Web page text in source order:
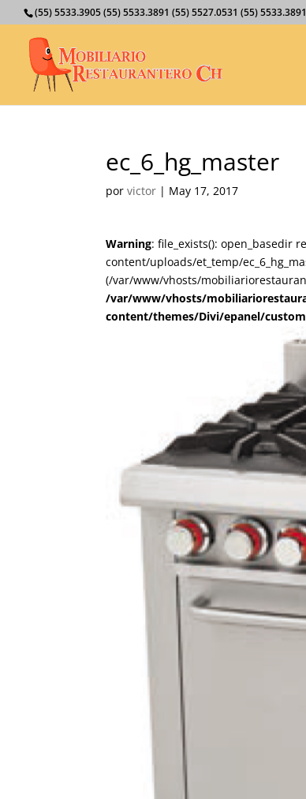
(55) 5533.3905 (55) 5533.3891 (55) 5527.0531 (55)
ec_6_hg_master
porvictor | May 17, 2017
Warning: file_exists(): open_basedir
content/uploads/et_temp/
(/var/www/vhosts/
/var/www/vhosts/
content/themes/Divi/epanel/